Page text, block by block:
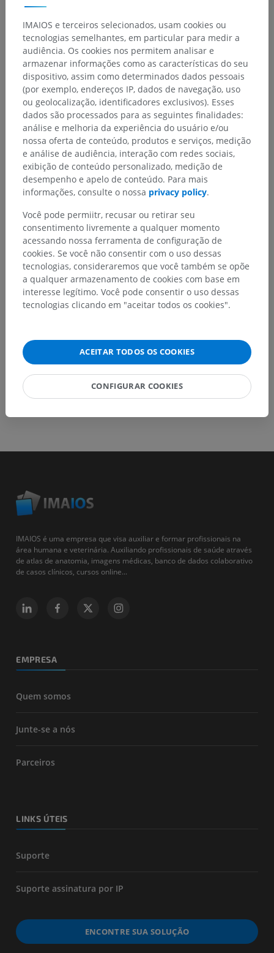
Estruturas subjacentes:
Sincondrose costesternal
Sincondrose da primeira costela (Sincondrose
costesternal)
Sincondrose esternal
Articulações costocondrais
Traduções
Não hesite em nos sugerir uma correção, tradução ou
melhora de conteúdo.
Relatar um problema
BAIXE O APLICATIVO
IMAIOS é uma empresa que visa auxiliar e formar profissionais na
área humana e veterinária. Auxiliando profissionais de saúde através
de atlas de anatomia, imagens médicas, banco de dados colaborativo
de casos clínicos, cursos online...
EMPRESA
Quem somos
Junte-se a nós
Parceiros
LINKS ÚTEIS
Suporte
Suporte assinatura por IP
ENCONTRE SUA SOLUÇÃO
IMAIOS e terceiros selecionados, usam cookies ou
tecnologias semelhantes, em particular para medir a
audiência. Os cookies nos permitem analisar e
armazenar informações como as características do seu
dispositivo, assim como determinados dados pessoais
(por exemplo, endereços IP, dados de navegação, uso
ou geolocalização, identificadores exclusivos). Esses
dados são processados para as seguintes finalidades:
análise e melhoria da experiência do usuário e/ou
nossa oferta de conteúdo, produtos e serviços, medição
e análise de audiência, interação com redes sociais,
exibição de conteúdo personalizado, medição de
desempenho e apelo de conteúdo. Para mais
informações, consulte o nossa privacy policy.
Você pode permiitr, recusar ou retirar seu
consentimento livremente a qualquer momento
acessando nossa ferramenta de configuração de
cookies. Se você não consentir com o uso dessas
tecnologias, consideraremos que você também se opõe
a qualquer armazenamento de cookies com base em
interesse legítimo. Você pode consentir o uso dessas
tecnologias clicando em "aceitar todos os cookies".
ACEITAR TODOS OS COOKIES
CONFIGURAR COOKIES